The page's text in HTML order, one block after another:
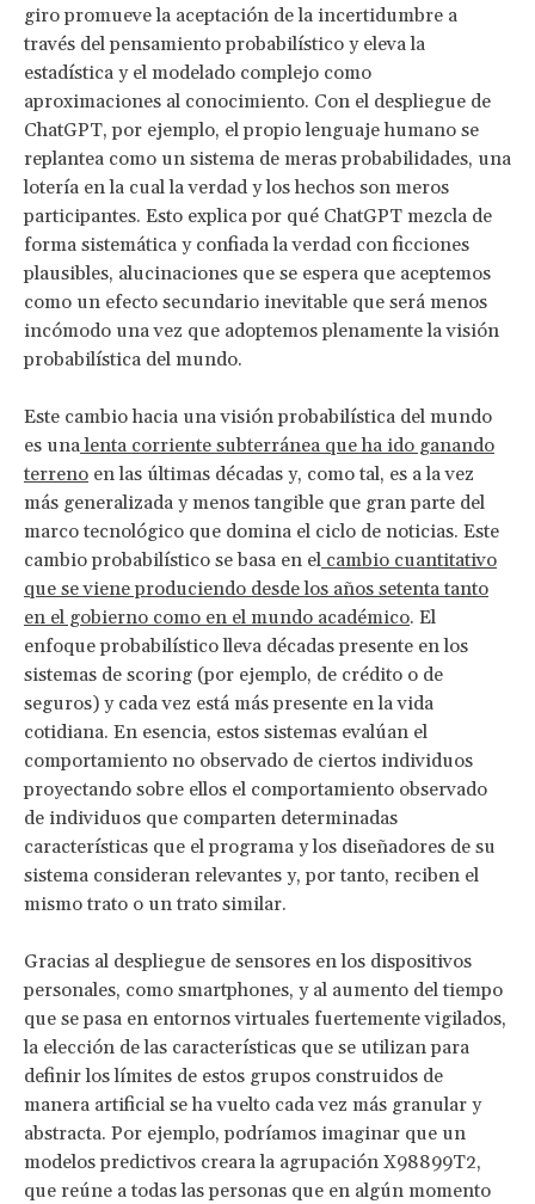
giro promueve la aceptación de la incertidumbre a
través del pensamiento probabilístico y eleva la
estadística y el modelado complejo como
aproximaciones al conocimiento. Con el despliegue de
ChatGPT, por ejemplo, el propio lenguaje humano se
replantea como un sistema de meras probabilidades, una
lotería en la cual la verdad y los hechos son meros
participantes. Esto explica por qué ChatGPT mezcla de
forma sistemática y confiada la verdad con ficciones
plausibles, alucinaciones que se espera que aceptemos
como un efecto secundario inevitable que será menos
incómodo una vez que adoptemos plenamente la visión
probabilística del mundo.
Este cambio hacia una visión probabilística del mundo
es unalenta corriente subterránea que ha ido ganando
terreno en las últimas décadas y, como tal, es a la vez
más generalizada y menos tangible que gran parte del
marco tecnológico que domina el ciclo de noticias. Este
cambio probabilístico se basa en el cambio cuantitativo
que se viene produciendo desde los años setenta tanto
en el gobierno como en el mundo académico. El
enfoque probabilístico lleva décadas presente en los
sistemas de scoring (por ejemplo, de crédito o de
seguros) y cada vez está más presente en la vida
cotidiana. En esencia, estos sistemas evalúan el
comportamiento no observado de ciertos individuos
proyectando sobre ellos el comportamiento observado
de individuos que comparten determinadas
características que el programa y los diseñadores de su
sistema consideran relevantes y, por tanto, reciben el
mismo trato o un trato similar.
Gracias al despliegue de sensores en los dispositivos
personales, como smartphones, y al aumento del tiempo
que se pasa en entornos virtuales fuertemente vigilados,
la elección de las características que se utilizan para
definir los límites de estos grupos construidos de
manera artificial se ha vuelto cada vez más granular y
abstracta. Por ejemplo, podríamos imaginar que un
modelos predictivos creara la agrupación X98899T2,
que reúne a todas las personas que en algún momento